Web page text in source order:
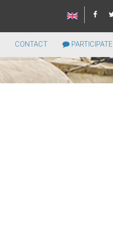
CONTACT PARTICIPATE